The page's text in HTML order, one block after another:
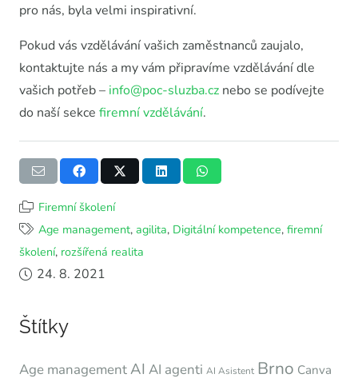
pro nás, byla velmi inspirativní.
Pokud vás vzdělávání vašich zaměstnanců zaujalo,
kontaktujte nás a my vám připravíme vzdělávání dle
vašich potřeb – info@poc-sluzba.cz nebo se podívejte
do naší sekce firemní vzdělávání.
Firemní školení
Age management, agilita, Digitální kompetence, firemní
školení, rozšířená realita
24. 8. 2021
Štítky
Age managementAI AI agenti AI Asistent Brno Canva